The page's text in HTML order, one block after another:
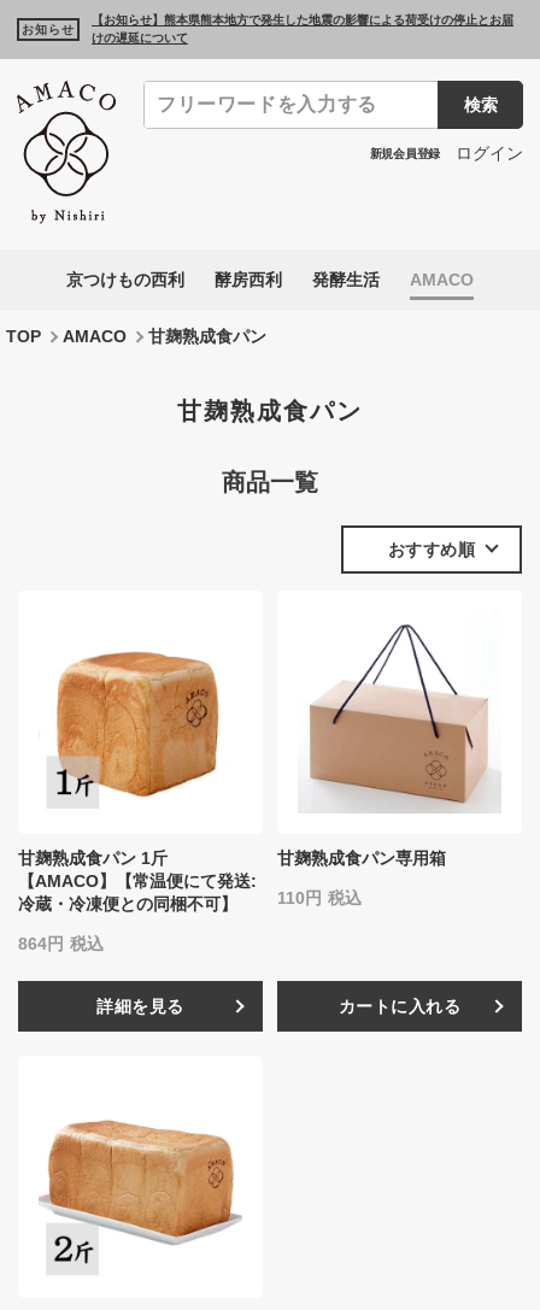
お知らせ
【お知らせ】熊本県熊本地方で発生した地震の影響による荷受けの停止とお届
けの遅延について
検索
新規会員登録 ログイン
京つけもの西利 酵房西利 発酵生活 AMACO
TOP AMACO 甘麹熟成食パン
甘麹熟成食パン
商品一覧
おすすめ順
甘麹熟成食パン 1斤
【AMACO】【常温便にて発送:
冷蔵・冷凍便との同梱不可】
864 税込
詳細を見る
甘麹熟成食パン専用箱
110 税込
カートに入れる